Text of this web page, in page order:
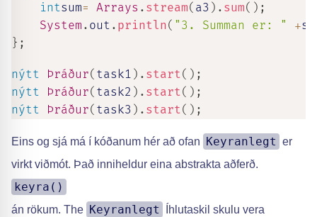
intsum= Arrays . stream( a3 ) . sum( ) ;
System . out . println( "3. Summan er: " +
} ;
nýtt Þráður( task1 ) . start( ) ;
nýtt
Þráður( task2 ) . start( ) ;
nýtt
Þráður( task3 ) . start( ) ;
Eins og sjá má í kóðanum hér að ofan Keyranlegt er
virkt viðmót. Það inniheldur eina abstrakta aðferð.
keyra()
án rökum. The Keyranlegt
Íhlutaskil skulu vera